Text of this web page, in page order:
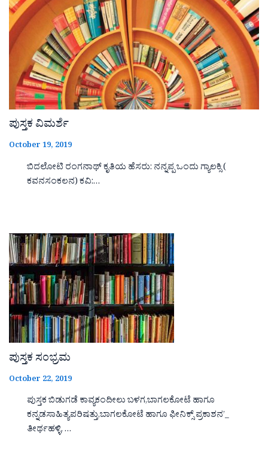
ಪುಸ್ತಕ ವಿಮರ್ಶೆ
October 19, 2019
ಬಿದಲೋಟಿ ರಂಗನಾಥ್ ಕೃತಿಯ ಹೆಸರು: ನನ್ನಪ್ಪ ಒಂದು ಗ್ಯಾಲಕ್ಸಿ (
ಕವನಸಂಕಲನ) ಕವಿ:…
ಪುಸ್ತಕ ಸಂಭ್ರಮ
October 22, 2019
ಪುಸ್ತಕ ಬಿಡುಗಡೆ ಕಾವ್ಯಕಂದೀಲು ಬಳಗ,ಬಾಗಲಕೋಟೆ ಹಾಗೂ
ಕನ್ನಡಸಾಹಿತ್ಯಪರಿಷತ್ತು,ಬಾಗಲಕೋಟೆ ಹಾಗೂ ಫೀನಿಕ್ಸ್ ಪ್ರಕಾಶನ’_
ತೀರ್ಥಹಳ್ಳಿ, …